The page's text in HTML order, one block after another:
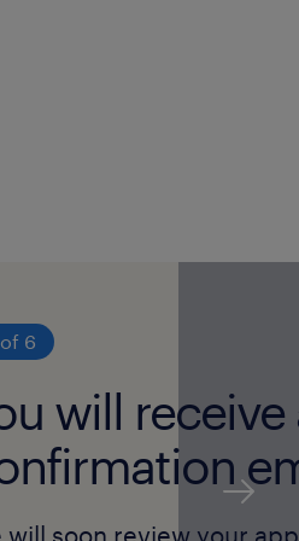
til
6
will receive
will soon review your